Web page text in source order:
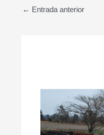
← Entrada anterior